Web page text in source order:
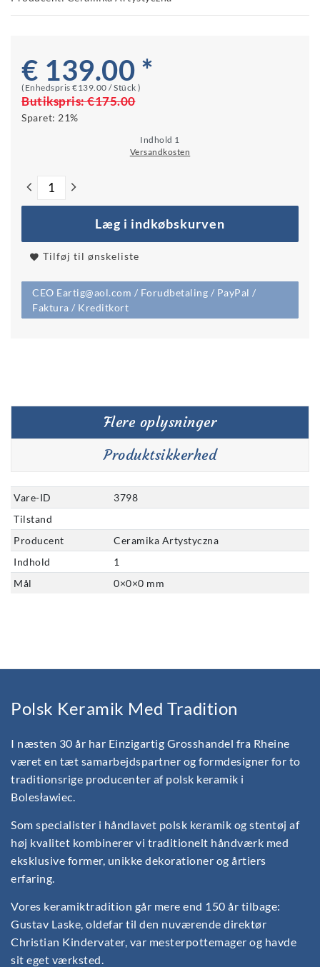
€ 139.00 *
(Enhedspris €139.00 / Stück )
Butikspris:€175.00
Sparet: 21%
Indhold 1
Versandkosten
Læg i indkøbskurven
Tilføj til ønskeliste
CEO Eartig@aol.com / Forudbetaling / PayPal /
Faktura / Kreditkort
Flere oplysninger
Produktsikkerhed
Vare-ID
3798
Tilstand
Producent
Ceramika Artystyczna
Indhold
1
Mål
0×0×0 mm
Polsk Keramik Med Tradition
I næsten 30 år har Einzigartig Grosshandel fra Rheine
været en tæt samarbejdspartner og formdesigner for to
traditionsrige producenter af polsk keramik i
Bolesławiec.
Som specialister i håndlavet polsk keramik og stentøj af
høj kvalitet kombinerer vi traditionelt håndværk med
eksklusive former, unikke dekorationer og årtiers
erfaring.
Vores keramiktradition går mere end 150 år tilbage:
Gustav Laske, oldefar til den nuværende direktør
Christian Kindervater, var mesterpottemager og havde
sit eget værksted.